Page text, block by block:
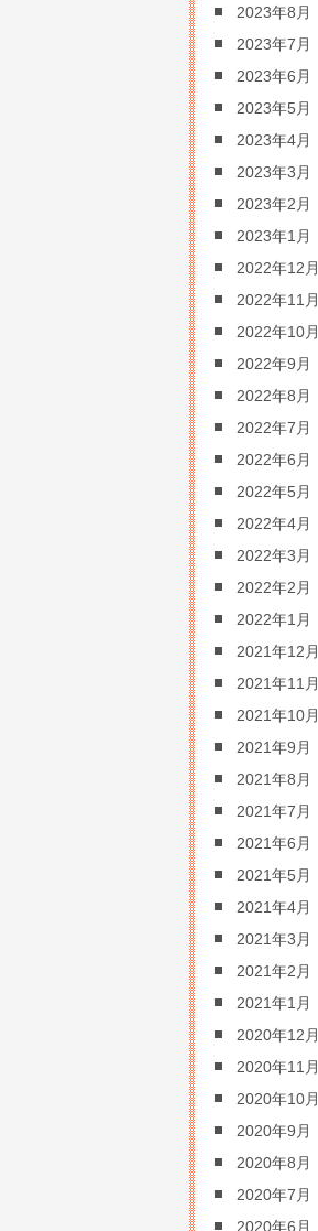
2023年8月
2023年7月
2023年6月
2023年5月
2023年4月
2023年3月
2023年2月
2023年1月
2022年12月
2022年11月
2022年10月
2022年9月
2022年8月
2022年7月
2022年6月
2022年5月
2022年4月
2022年3月
2022年2月
2022年1月
2021年12月
2021年11月
2021年10月
2021年9月
2021年8月
2021年7月
2021年6月
2021年5月
2021年4月
2021年3月
2021年2月
2021年1月
2020年12月
2020年11月
2020年10月
2020年9月
2020年8月
2020年7月
2020年6月